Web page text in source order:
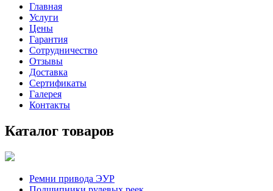
Главная
Услуги
Цены
Гарантия
Сотрудничество
Отзывы
Доставка
Сертификаты
Галерея
Контакты
Каталог товаров
Ремни привода ЭУР